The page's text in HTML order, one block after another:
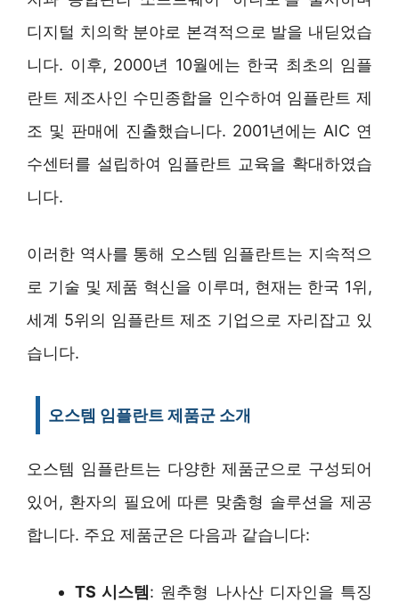
디지털 치의학 분야로 본격적으로 발을 내딛었습
니다. 이후, 2000년 10월에는 한국 최초의 임플
란트 제조사인 수민종합을 인수하여 임플란트 제
조 및 판매에 진출했습니다. 2001년에는 AIC 연
수센터를 설립하여 임플란트 교육을 확대하였습
니다.
이러한 역사를 통해 오스템 임플란트는 지속적으
로 기술 및 제품 혁신을 이루며, 현재는 한국 1위,
세계 5위의 임플란트 제조 기업으로 자리잡고 있
습니다.
오스템 임플란트 제품군 소개
오스템 임플란트는 다양한 제품군으로 구성되어
있어, 환자의 필요에 따른 맞춤형 솔루션을 제공
합니다. 주요 제품군은 다음과 같습니다:
TS 시스템: 원추형 나사산 디자인을 특징